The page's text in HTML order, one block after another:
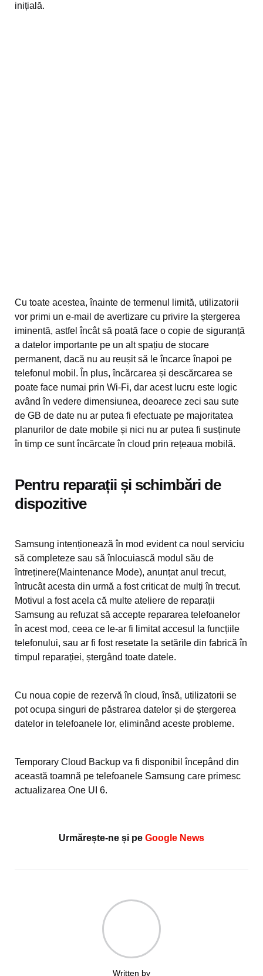
inițială.
Cu toate acestea, înainte de termenul limită, utilizatorii
vor primi un e-mail de avertizare cu privire la ștergerea
iminentă, astfel încât să poată face o copie de siguranță
a datelor importante pe un alt spațiu de stocare
permanent, dacă nu au reușit să le încarce înapoi pe
telefonul mobil. În plus, încărcarea și descărcarea se
poate face numai prin Wi-Fi, dar acest lucru este logic
având în vedere dimensiunea, deoarece zeci sau sute
de GB de date nu ar putea fi efectuate pe majoritatea
planurilor de date mobile și nici nu ar putea fi susținute
în timp ce sunt încărcate în cloud prin rețeaua mobilă.
Pentru reparații și schimbări de
dispozitive
Samsung intenționează în mod evident ca noul serviciu
să completeze sau să înlocuiască modul său de
întreținere(Maintenance Mode), anunțat anul trecut,
întrucât acesta din urmă a fost criticat de mulți în trecut.
Motivul a fost acela că multe ateliere de reparații
Samsung au refuzat să accepte repararea telefoanelor
în acest mod, ceea ce le-ar fi limitat accesul la funcțiile
telefonului, sau ar fi fost resetate la setările din fabrică în
timpul reparației, ștergând toate datele.
Cu noua copie de rezervă în cloud, însă, utilizatorii se
pot ocupa singuri de păstrarea datelor și de ștergerea
datelor in telefoanele lor, eliminând aceste probleme.
Temporary Cloud Backup va fi disponibil începând din
această toamnă pe telefoanele Samsung care primesc
actualizarea One UI 6.
Urmărește-ne și pe Google News
Written by